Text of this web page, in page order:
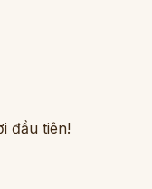
đầu tiên!